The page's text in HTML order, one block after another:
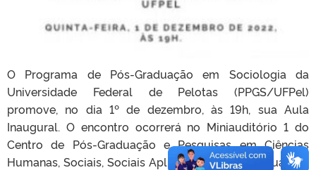
O Programa de Pós-Graduação em Sociologia da
Universidade Federal de Pelotas (PPGS/UFPel)
promove, no dia 1º de dezembro, às 19h, sua Aula
Inaugural. O encontro ocorrerá no Miniauditório 1 do
Centro de Pós-Graduação e Pesquisas em Ciências
Humanas, Sociais, Sociais Aplicadas, Artes e Linguagem